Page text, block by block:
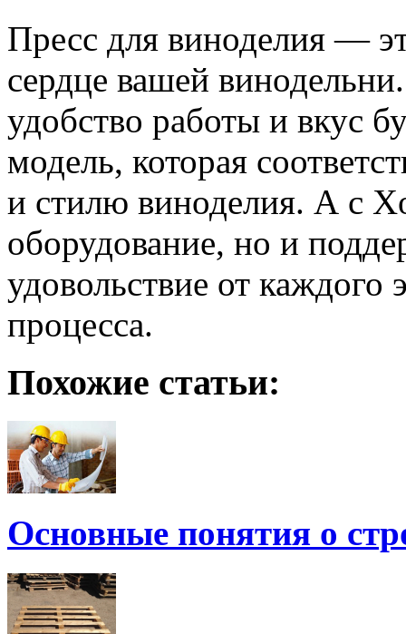
Пресс для виноделия —
сердце вашей
удобство работы и вкус
модель, которая
и стилю виноделия. А с
оборудование, но и
удовольствие от каждого
процесса.
Похожие статьи:
Основные понятия о